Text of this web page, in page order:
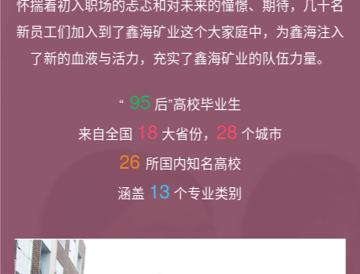
怀揣着初入职场的忐忑和对未来的憧憬、期待，几十名
新员工们加入到了鑫海矿业这个大家庭中，为鑫海注入
了新的血液与活力，充实了鑫海矿业的队伍力量。
“95后”高校毕业生
来自全国 18大省份， 28个城市
26 所国内知名高校
涵盖 13 个专业类别